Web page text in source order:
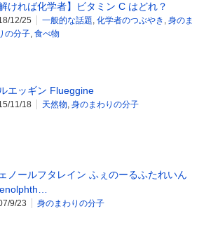
解ければ化学者】ビタミン C はどれ？
12/25 一般的な話題, 化学者のつぶやき , 身のま
の分子, 食べ物
エッギン Flueggine
11/18 天然物, 身のまわりの分子
ノールフタレイン ふぇのーるふたれいん
9/23 身のまわりの分子